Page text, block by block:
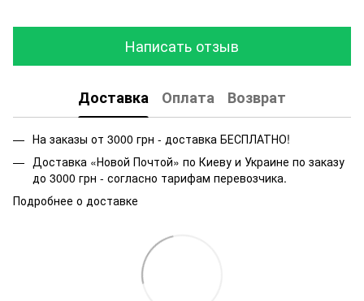
Написать отзыв
Доставка Оплата Возврат
На заказы от 3000 грн - доставка БЕСПЛАТНО!
Доставка «Новой Почтой» по Киеву и Украине по заказу
до 3000 грн - согласно тарифам перевозчика.
Подробнее о доставке